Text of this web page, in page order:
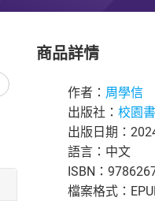
商品詳情
作者： 周學信
出版社： 校園
出版日期：
語言：中文
ISBN：
檔案格式：